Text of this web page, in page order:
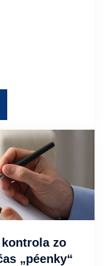
zo
„péenky“